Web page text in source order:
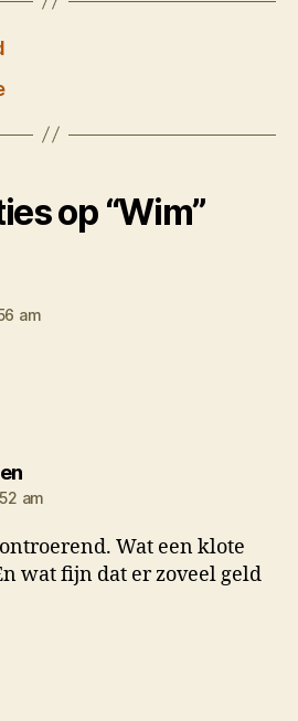
op “Wim”
am
zegt:
am
Wat een klote
wat fijn dat er zoveel geld